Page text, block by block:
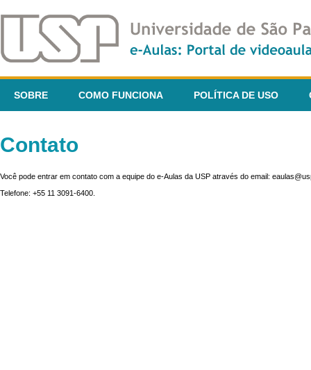
SOBRE COMO FUNCIONA POLÍTICA DE USO
Contato
Você pode entrar em contato com a equipe do e-Aulas da USP através do email:
Telefone: +55 11 3091-6400.